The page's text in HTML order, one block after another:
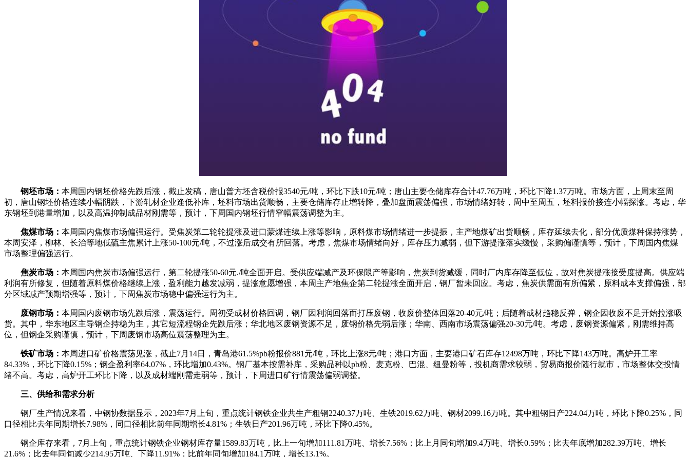
钢坯市场： 本周国内钢坯价格先跌后涨，截止发稿，唐山普方坯含税价报3540元/吨，环比下跌10元/吨；唐山主要仓储库存合计47.76万吨，环比下降1.37万吨。市场方面，上周末至周
初，唐山钢坯价格连续小幅阴跌，下游轧材企业逢低补库，坯料市场出货顺畅，主要仓储库存止增转降，叠加盘面震荡偏强，市场情绪好转，周中至周五，坯料报价接连小幅探涨。考虑，华
东钢坯到港量增加，以及高温抑制成品材刚需等，预计，下周国内钢坯行情窄幅震荡调整为主。
焦煤市场： 本周国内焦煤市场偏强运行。受焦炭第二轮轮提涨及进口蒙煤连续上涨等影响，原料煤市场情绪进一步提振，主产地煤矿出货顺畅，库存延续去化，部分优质煤种保持涨势，
本周安泽，柳林、长治等地低硫主焦累计上涨50-100元/吨，不过涨后成交有所回落。考虑，焦煤市场情绪向好，库存压力减弱，但下游提涨落实缓慢，采购偏谨慎等，预计，下周国内焦煤
市场整理偏强运行。
焦炭市场： 本周国内焦炭市场偏强运行，第二轮提涨50-60元./吨全面开启。受供应端减产及环保限产等影响，焦炭到货减缓，同时厂内库存降至低位，故对焦炭提涨接受度提高。供应端
利润有所修复，但随着原料煤价格继续上涨，盈利能力越发减弱，提涨意愿增强，本周主产地焦企第二轮提涨全面开启，钢厂暂未回应。考虑，焦炭供需面有所偏紧，原料成本支撑偏强，部
分区域减产预期增强等，预计，下周焦炭市场稳中偏强运行为主。
废钢市场： 本周国内废钢市场先跌后涨，震荡运行。周初受成材价格回调，钢厂因利润回落而打压废钢，收废价整体回落20-40元/吨；后随着成材趋稳反弹，钢企因收废不足开始拉涨吸
货。其中，华东地区主导钢企持稳为主，其它短流程钢企先跌后涨；华北地区废钢资源不足，废钢价格先弱后涨；华南、西南市场震荡偏强20-30元/吨。考虑，废钢资源偏紧，刚需维持高
位，但钢企采购谨慎，预计，下周废钢市场高位震荡整理为主。
铁矿市场： 本周进口矿价格震荡见涨，截止7月14日，青岛港61.5%pb粉报价881元/吨，环比上涨8元/吨；港口方面，主要港口矿石库存12498万吨，环比下降143万吨。高炉开工率
84.33%，环比下降0.15%；钢企盈利率64.07%，环比增加0.43%。钢厂基本按需补库，采购品种以pb粉、麦克粉、巴混、纽曼粉等，投机商需求较弱，贸易商报价随行就市，市场整体交投情
绪不高。考虑，高炉开工环比下降，以及成材端刚需走弱等，预计，下周进口矿行情震荡偏弱调整。
三、供给和需求分析
钢厂生产情况来看，中钢协数据显示，2023年7月上旬，重点统计钢铁企业共生产粗钢2240.37万吨、生铁2019.62万吨、钢材2099.16万吨。其中粗钢日产224.04万吨，环比下降0.25%，同
口径相比去年同期增长7.98%，同口径相比前年同期增长4.81%；生铁日产201.96万吨，环比下降0.45%。
钢企库存来看，7月上旬，重点统计钢铁企业钢材库存量1589.83万吨，比上一旬增加111.81万吨、增长7.56%；比上月同旬增加9.4万吨、增长0.59%；比去年底增加282.39万吨、增长
21.6%；比去年同旬减少214.95万吨、下降11.91%；比前年同旬增加184.1万吨，增长13.1%。